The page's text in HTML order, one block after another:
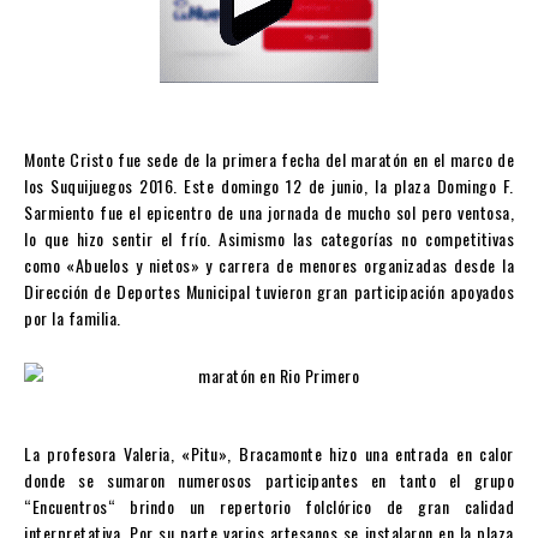
Monte Cristo fue sede de la primera fecha del maratón en el marco de
los Suquijuegos 2016. Este domingo 12 de junio, la plaza Domingo F.
Sarmiento fue el epicentro de una jornada de mucho sol pero ventosa,
lo que hizo sentir el frío. Asimismo las categorías no competitivas
como «Abuelos y nietos» y carrera de menores organizadas desde la
Dirección de Deportes Municipal tuvieron gran participación apoyados
por la familia.
La profesora Valeria, «Pitu», Bracamonte hizo una entrada en calor
donde se sumaron numerosos participantes en tanto el grupo
“Encuentros“ brindo un repertorio folclórico de gran calidad